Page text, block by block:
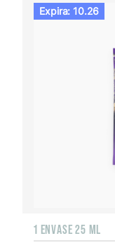
Expira: 10.26
1 ENVASE 25 ML